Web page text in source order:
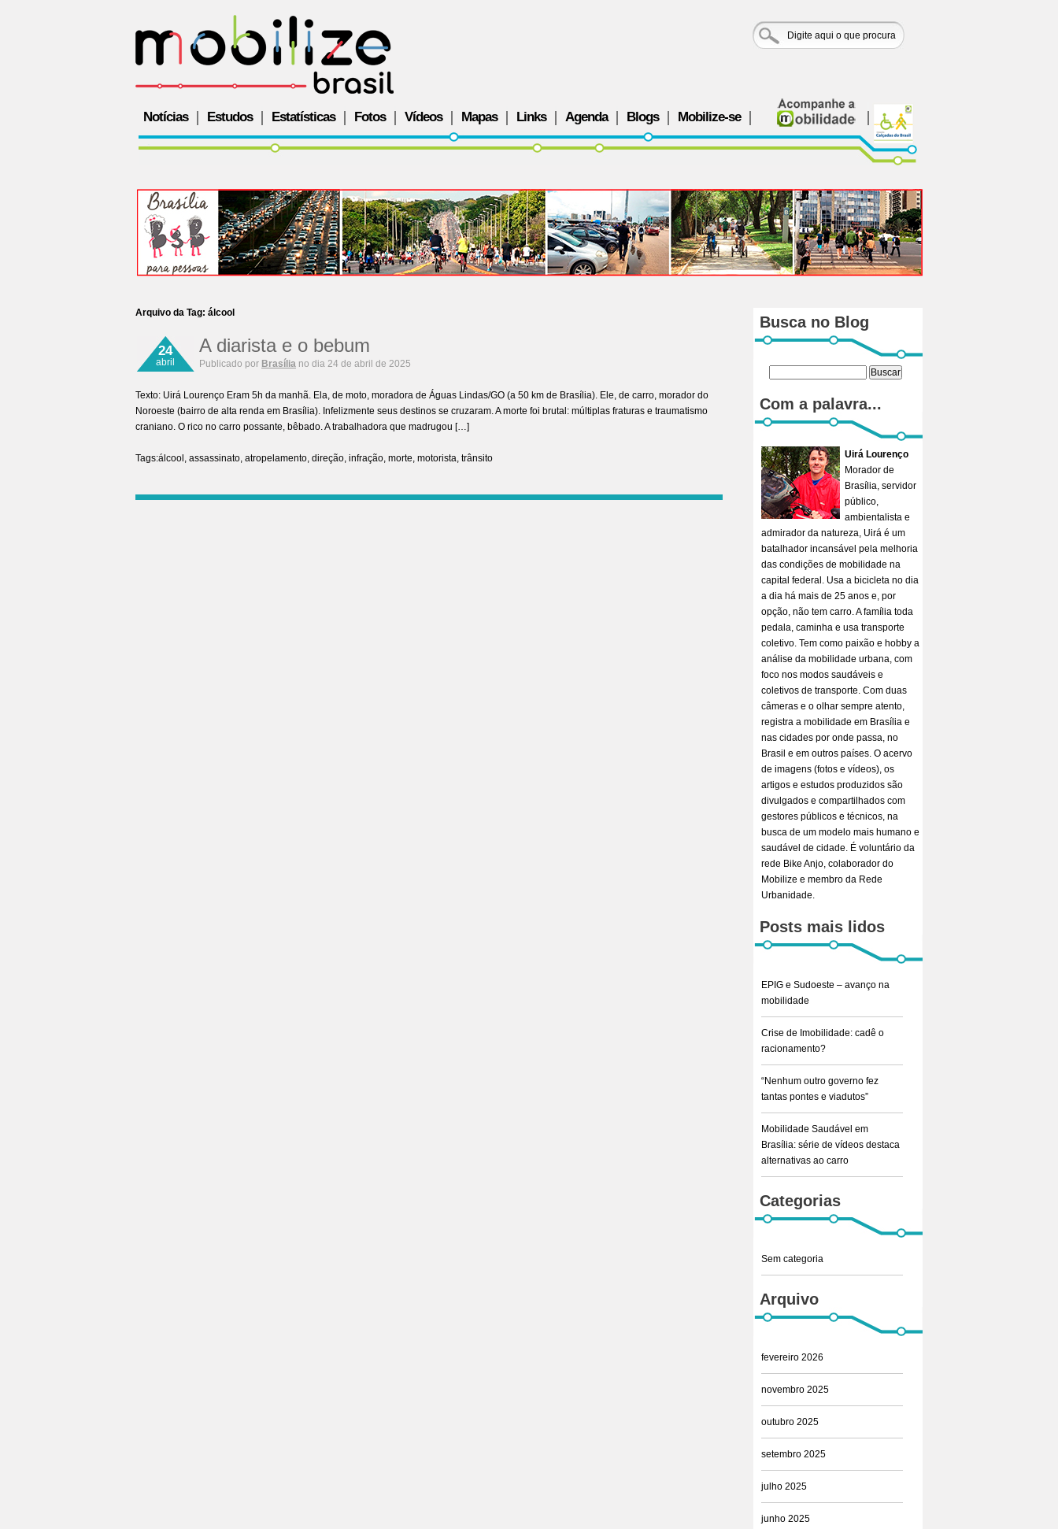
Notícias Estudos Estatísticas Fotos Vídeos Mapas Links Agenda Blogs Mobilize-se
Arquivo da Tag: álcool
24
abril
A diarista e o bebum
Publicado por Brasília no dia 24 de abril de 2025
Texto: Uirá Lourenço Eram 5h da manhã. Ela, de moto, moradora de Águas Lindas/GO (a 50 km de Brasília). Ele, de carro, morador do
Noroeste (bairro de alta renda em Brasília). Infelizmente seus destinos se cruzaram. A morte foi brutal: múltiplas fraturas e traumatismo
craniano. O rico no carro possante, bêbado. A trabalhadora que madrugou […]
Tags:álcool , assassinato, atropelamento, direção, infração, morte, motorista, trânsito
Busca no Blog
Com a palavra...
Uirá Lourenço
Morador de
Brasília, servidor
público,
ambientalista e
admirador da natureza, Uirá é um
batalhador incansável pela melhoria
das condições de mobilidade na
capital federal. Usa a bicicleta no dia
a dia há mais de 25 anos e, por
opção, não tem carro. A família toda
pedala, caminha e usa transporte
coletivo. Tem como paixão e hobby a
análise da mobilidade urbana, com
foco nos modos saudáveis e
coletivos de transporte. Com duas
câmeras e o olhar sempre atento,
registra a mobilidade em Brasília e
nas cidades por onde passa, no
Brasil e em outros países. O acervo
de imagens (fotos e vídeos), os
artigos e estudos produzidos são
divulgados e compartilhados com
gestores públicos e técnicos, na
busca de um modelo mais humano e
saudável de cidade. É voluntário da
rede Bike Anjo, colaborador do
Mobilize e membro da Rede
Urbanidade.
Posts mais lidos
EPIG e Sudoeste – avanço na
mobilidade
Crise de Imobilidade: cadê o
racionamento?
“Nenhum outro governo fez
tantas pontes e viadutos”
Mobilidade Saudável em
Brasília: série de vídeos destaca
alternativas ao carro
Categorias
Sem categoria
Arquivo
fevereiro 2026
novembro 2025
outubro 2025
setembro 2025
julho 2025
junho 2025